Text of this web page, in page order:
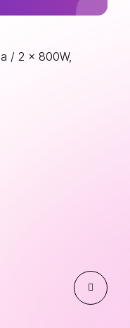
/ 2 x 800W,